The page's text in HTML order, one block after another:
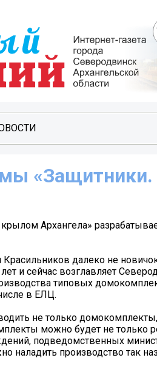
«Защитники.
Архангела»
далеко не
и сейчас возглавляет
типовых
в ЕЛЦ.
не только
можно будет не только
подведомственных
наладить производство так